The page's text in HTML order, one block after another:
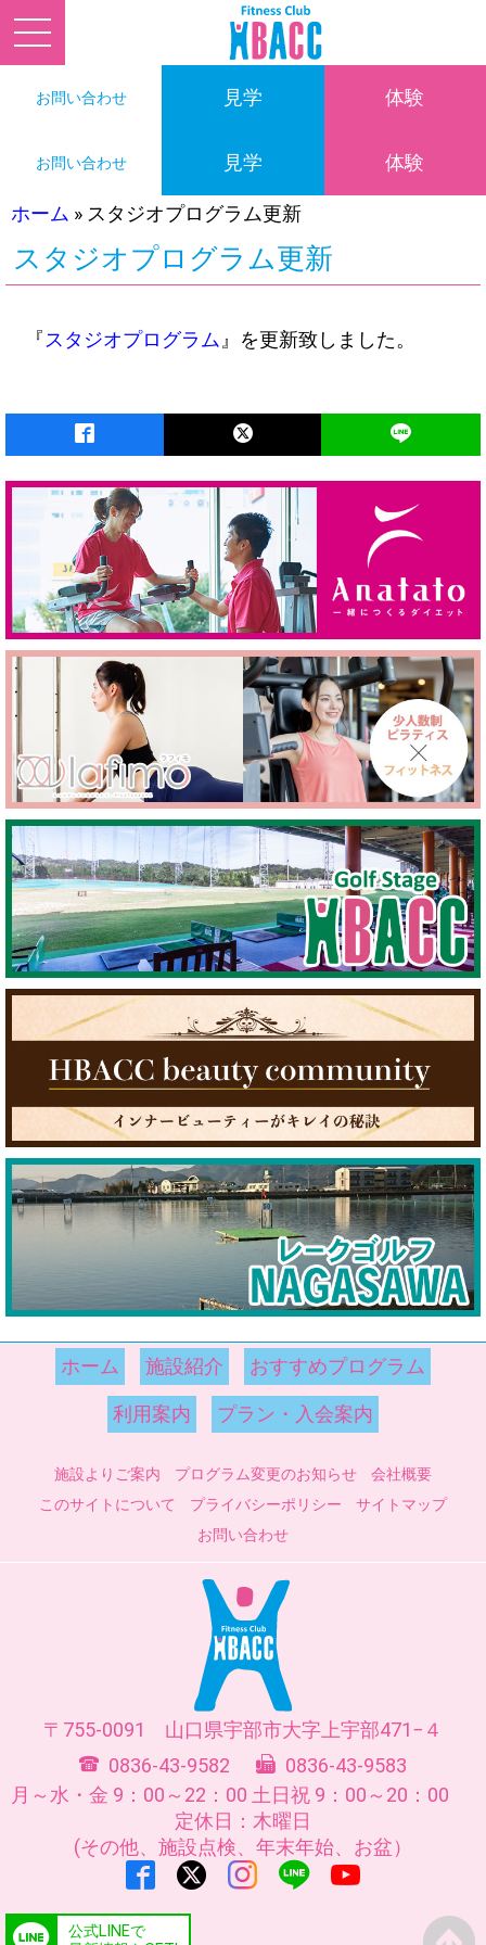
お問い合わせ 見学 体験
お問い合わせ 見学 体験
ホーム » スタジオプログラム更新
スタジオプログラム更新
『 スタジオプログラム 』を更新致しました。
公式LINEで
ホーム 施設紹介 おすすめプログラム
利用案内 プラン・入会案内
施設よりご案内 プログラム変更のお知らせ
会社概要
このサイトについて
プライバシーポリシー
サイトマップ
お問い合わせ
755-0091 山口県宇部市大字上宇部471−４
0836-43-9582
0836-43-9583
月～水・金 9：00～22：00 土日祝 9：00～20：00
定休日：木曜日
(その他、施設点検、年末年始、お盆）